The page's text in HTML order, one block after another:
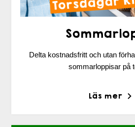
Delta kostnadsfritt och utan
sommarloppisar på
Läs mer